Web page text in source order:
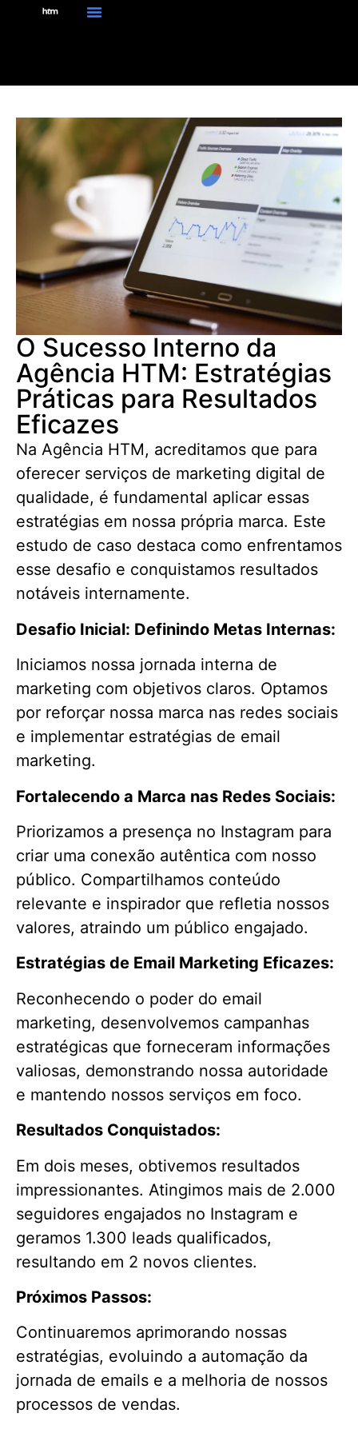
O Sucesso Interno da
Agência HTM: Estratégias
Práticas para Resultados
Eficazes​
Na Agência HTM, acreditamos que para
oferecer serviços de marketing digital de
qualidade, é fundamental aplicar essas
estratégias em nossa própria marca. Este
estudo de caso destaca como enfrentamos
esse desafio e conquistamos resultados
notáveis internamente.
Desafio Inicial: Definindo Metas Internas:
Iniciamos nossa jornada interna de
marketing com objetivos claros. Optamos
por reforçar nossa marca nas redes sociais
e implementar estratégias de email
marketing.
Fortalecendo a Marca nas Redes Sociais:
Priorizamos a presença no Instagram para
criar uma conexão autêntica com nosso
público. Compartilhamos conteúdo
relevante e inspirador que refletia nossos
valores, atraindo um público engajado.
Estratégias de Email Marketing Eficazes:
Reconhecendo o poder do email
marketing, desenvolvemos campanhas
estratégicas que forneceram informações
valiosas, demonstrando nossa autoridade
e mantendo nossos serviços em foco.
Resultados Conquistados:
Em dois meses, obtivemos resultados
impressionantes. Atingimos mais de 2.000
seguidores engajados no Instagram e
geramos 1.300 leads qualificados,
resultando em 2 novos clientes.
Próximos Passos:
Continuaremos aprimorando nossas
estratégias, evoluindo a automação da
jornada de emails e a melhoria de nossos
processos de vendas.